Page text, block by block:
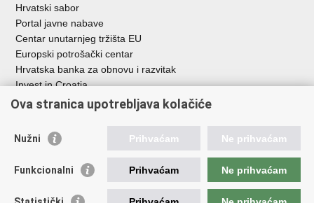
Hrvatski sabor
Portal javne nabave
Centar unutarnjeg tržišta EU
Europski potrošački centar
Hrvatska banka za obnovu i razvitak
Invest in Croatia
Europska banka za obnovu i razvoj
Središnja agencija za financiranje i ugovaranje
Institucije i javne ustanove u nadležnosti
Ministarstva
Ova stranica upotrebljava kolačiće
Nužni Prihvaćam Ne prihvaćam
Funkcionalni Prihvaćam Ne prihvaćam